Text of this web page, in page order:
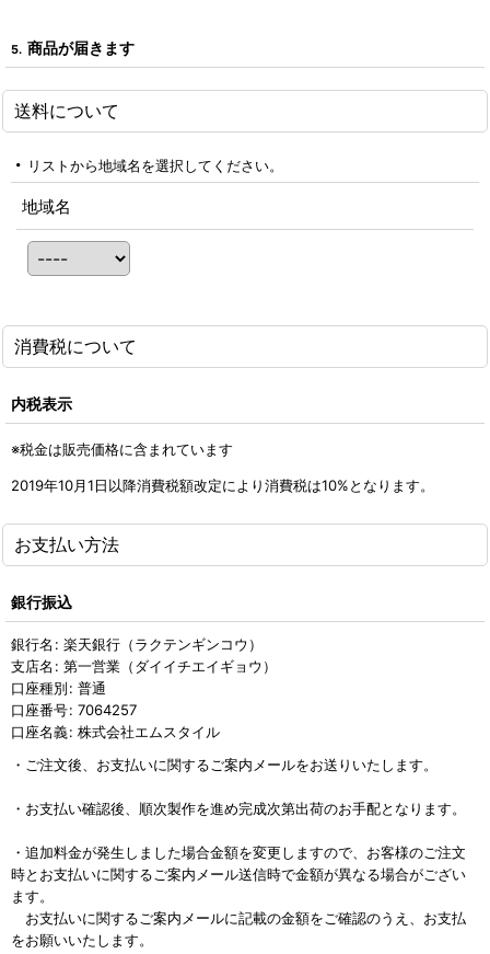
5. 商品が届きます
送料について
リストから地域名を選択してください。
地域名
消費税について
内税表示
※税金は販売価格に含まれています
2019年10月1日以降消費税額改定により消費税は10%となります。
お支払い方法
銀行振込
銀行名 : 楽天銀行（ラクテンギンコウ）
支店名 : 第一営業（ダイイチエイギョウ）
口座種別: 普通
口座番号: 7064257
口座名義: 株式会社エムスタイル
・ご注文後、お支払いに関するご案内メールをお送りいたします。
・お支払い確認後、順次製作を進め完成次第出荷のお手配となります。
・追加料金が発生しました場合金額を変更しますので、お客様のご注文
時とお支払いに関するご案内メール送信時で金額が異なる場合がござい
ます。
お支払いに関するご案内メールに記載の金額をご確認のうえ、お支払
をお願いいたします。